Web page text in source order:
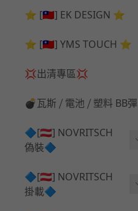
🆙 升級 ⧸ 部件
⭐ [🇹🇼] EK DESIGN ⭐
⭐ [🇹🇼] YMS TOUCH ⭐
💢出清專區💢
💣瓦斯 ⧸ 電池 ⧸ 塑料 BB彈
🔷[🇦🇹] NOVRITSCH
偽裝🔷
上衣夾克 ⧸ Jacket
兜帽 ⧸ Hood
🔷[🇦🇹] NOVRITSCH
掛載🔷